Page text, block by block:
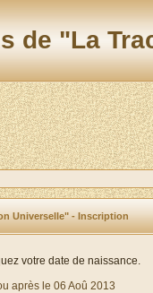
de "La
Universelle" - Inscription
votre date de naissance.
après le 06 Aoû 2013